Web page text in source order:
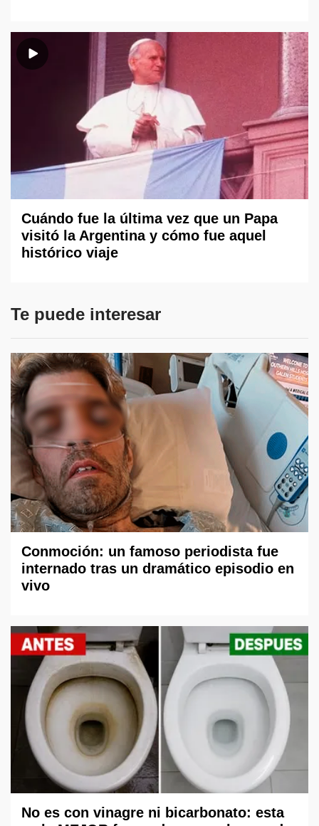
Cuándo fue la última vez que un Papa
visitó la Argentina y cómo fue aquel
histórico viaje
Te puede interesar
Conmoción: un famoso periodista fue
internado tras un dramático episodio en
vivo
No es con vinagre ni bicarbonato: esta